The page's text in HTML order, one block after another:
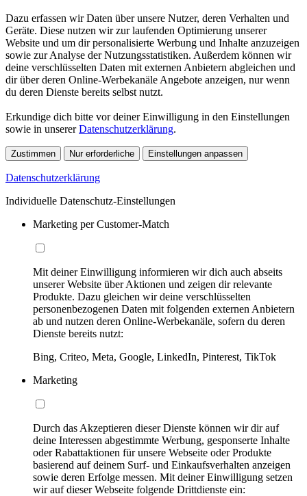
Dazu erfassen wir Daten über unsere Nutzer, deren Verhalten und
Geräte. Diese nutzen wir zur laufenden Optimierung unserer
Website und um dir personalisierte Werbung und Inhalte anzuzeigen
sowie zur Analyse der Nutzungsstatistiken. Außerdem können wir
deine verschlüsselten Daten mit externen Anbietern abgleichen und
dir über deren Online-Werbekanäle Angebote anzeigen, nur wenn
du deren Dienste bereits selbst nutzt.
Erkundige dich bitte vor deiner Einwilligung in den Einstellungen
sowie in unsererDatenschutzerklärung.
Zustimmen Nur erforderliche Einstellungen anpassen
Datenschutzerklärung
Individuelle Datenschutz-Einstellungen
Marketing per Customer-Match
Mit deiner Einwilligung informieren wir dich auch abseits
unserer Website über Aktionen und zeigen dir relevante
Produkte. Dazu gleichen wir deine verschlüsselten
personenbezogenen Daten mit folgenden externen Anbietern
ab und nutzen deren Online-Werbekanäle, sofern du deren
Dienste bereits nutzt:
Bing, Criteo, Meta, Google, LinkedIn, Pinterest, TikTok
Marketing
Durch das Akzeptieren dieser Dienste können wir dir auf
deine Interessen abgestimmte Werbung, gesponserte Inhalte
oder Rabattaktionen für unsere Webseite oder Produkte
basierend auf deinem Surf- und Einkaufsverhalten anzeigen
sowie deren Erfolge messen. Mit deiner Einwilligung setzen
wir auf dieser Webseite folgende Drittdienste ein: